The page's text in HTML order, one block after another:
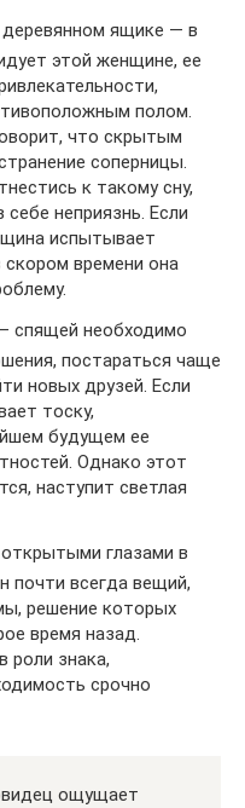
деревянном ящике — в
этой женщине, ее
полом.
что скрытым
соперницы.
к такому сну,
неприязнь. Если
испытывает
скором времени она
спящей необходимо
постараться чаще
новых друзей. Если
тоску,
будущем ее
Однако этот
наступит светлая
глазами в
почти всегда вещий,
решение которых
время назад.
роли знака,
срочно
ощущает